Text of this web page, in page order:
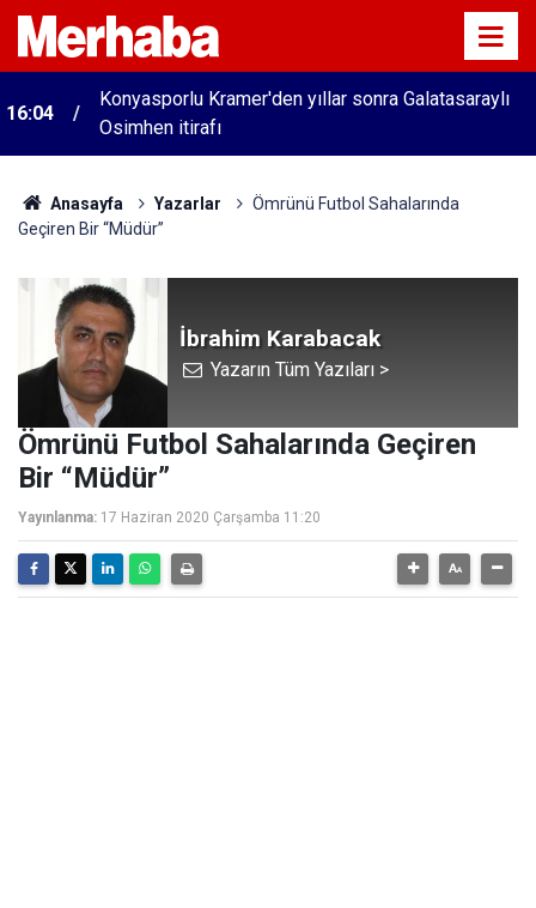
16:04
Konyasporlu Kramer'den yıllar sonra Galatasaraylı
Osimhen itirafı
Anasayfa Yazarlar
Ömrünü Futbol Sahalarında
Geçiren Bir “Müdür”
İbrahim Karabacak
Yazarın Tüm Yazıları >
Ömrünü Futbol Sahalarında Geçiren
Bir “Müdür”
Yayınlanma: 17 Haziran 2020 Çarşamba 11:20